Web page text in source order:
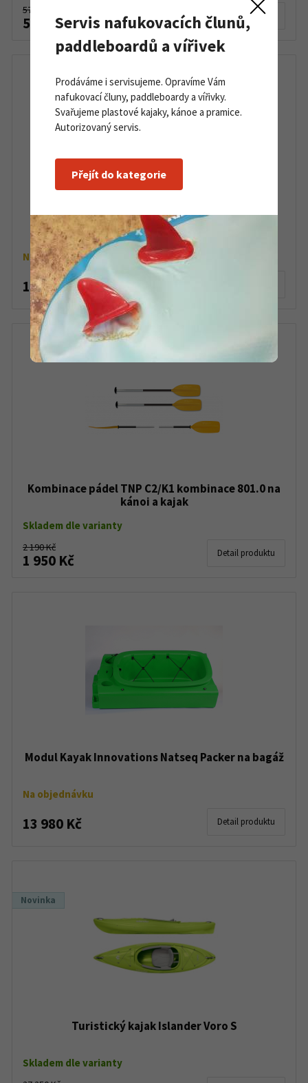
579 Kč
520 Kč Detail produktu
Paddleboard Skiffo Sun Cruise 10,2
Na objednávku
10 500 Kč
Kombinace pádel TNP C2/K1 kombinace 801.0 na
kánoi a kajak
Skladem dle varianty
2 190 Kč
1 950 Kč Detail produktu
Modul Kayak Innovations Natseq Packer na bagáž
Na objednávku
13 980 Kč Detail produktu
Novinka
Turistický kajak Islander Voro S
Skladem dle varianty
Servis nafukovacích člunů,
paddleboardů a vířivek
Prodáváme i servisujeme. Opravíme Vám
nafukovací čluny, paddleboardy a vířivky.
Svařujeme plastové kajaky, kánoe a pramice.
Autorizovaný servis.
Přejít do kategorie